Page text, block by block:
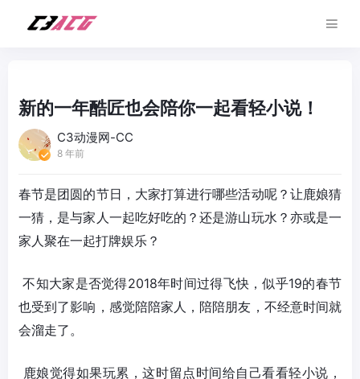
新的一年酷匠也会陪你一起看轻小说！
C3动漫网-CC
8 年前
春节是团圆的节日，大家打算进行哪些活动呢？让鹿娘猜
一猜，是与家人一起吃好吃的？还是游山玩水？亦或是一
家人聚在一起打牌娱乐？
不知大家是否觉得2018年时间过得飞快，似乎19的春节
也受到了影响，感觉陪陪家人，陪陪朋友，不经意时间就
会溜走了。
鹿娘觉得如果玩累，这时留点时间给自己看看轻小说，